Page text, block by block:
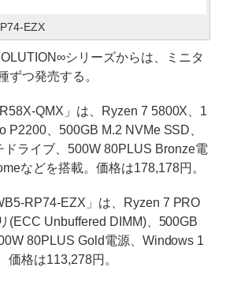
EZX
シリーズからは、ミニタ
ずつ発売する。
QMX」は、Ryzen 7 5800X、1
P2200、500GB M.2 NVMe SSD、
ドライブ、500W 80PLUS Bronze電
などを搭載。価格は178,178円。
RP74-EZX」は、Ryzen 7 PRO
(ECC Unbuffered DIMM)、500GB
80PLUS Gold電源、Windows 1
価格は113,278円。